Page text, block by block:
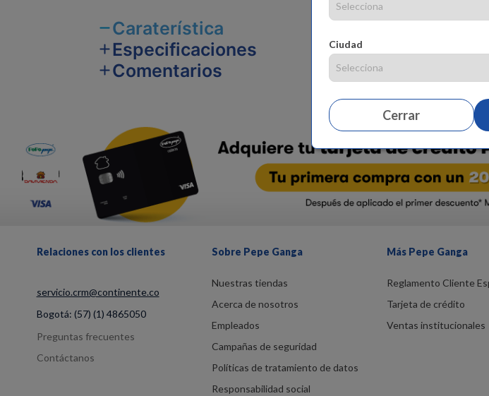
Ciudad
Cerrar
Caraterística
Especificaciones
Comentarios
Camiseta manga corta en tejido de
Relaciones con los clientes
servicio.crm@continente.co
Bogotá: (57) (1) 4865050
Preguntas frecuentes
Contáctanos
Sobre Pepe Ganga
Nuestras tiendas
Acerca de nosotros
Empleados
Campañas de seguridad
Políticas de tratamiento de datos
Responsabilidad social
Más Pepe Ganga
Reglamento Cliente
Tarjeta de crédito
Ventas institucionales